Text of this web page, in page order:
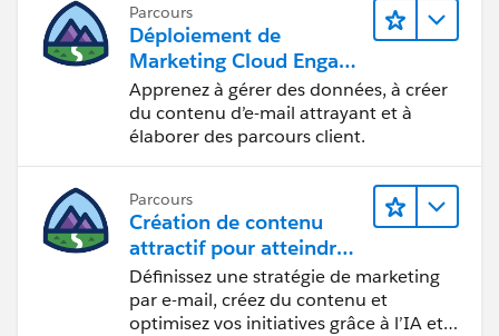
Parcours
Déploiement de
Marketing Cloud Engage
ment
Apprenez à gérer des données, à créer
du contenu d’e-mail attrayant et à
élaborer des parcours client.
Parcours
Création de contenu
attractif pour atteindre
vos objectifs marketing
Définissez une stratégie de marketing
par e-mail, créez du contenu et
optimisez vos initiatives grâce à l’IA et